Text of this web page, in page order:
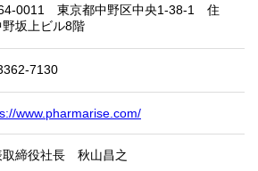
0011 東京都中野区中央1-38-1 住
野坂上ビル8階
7130
www.pharmarise.com/
取締役社長 秋山昌之